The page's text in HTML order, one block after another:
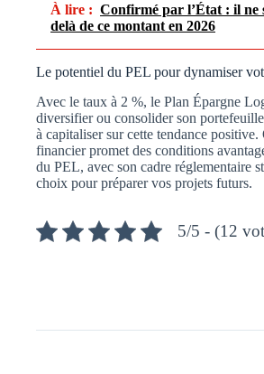
À lire : Confirmé par l’État : il ne
delà de ce montant en 2026
Le potentiel du PEL pour dynamiser
Avec le taux à 2 %, le Plan Épargne
diversifier ou consolider son
à capitaliser sur cette tendance
financier promet des conditions
du PEL, avec son cadre réglementaire
choix pour préparer vos projets futurs.
5/5 - (12